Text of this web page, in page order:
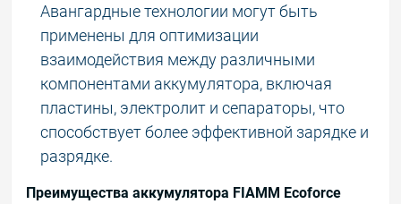
Авангардные технологии могут быть
применены для оптимизации
взаимодействия между различными
компонентами аккумулятора, включая
пластины, электролит и сепараторы, что
способствует более эффективной зарядке и
разрядке.
Преимущества аккумулятора FIAMM Ecoforce